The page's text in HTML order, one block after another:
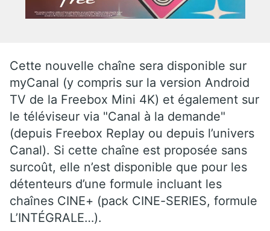
Cette nouvelle chaîne sera disponible sur
myCanal (y compris sur la version Android
TV de la Freebox Mini 4K) et également sur
le téléviseur via "Canal à la demande"
(depuis Freebox Replay ou depuis l’univers
Canal). Si cette chaîne est proposée sans
surcoût, elle n’est disponible que pour les
détenteurs d’une formule incluant les
chaînes CINE+ (pack CINE-SERIES, formule
L’INTÉGRALE…).